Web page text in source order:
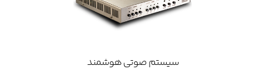
سیستم صوتی هوشمند